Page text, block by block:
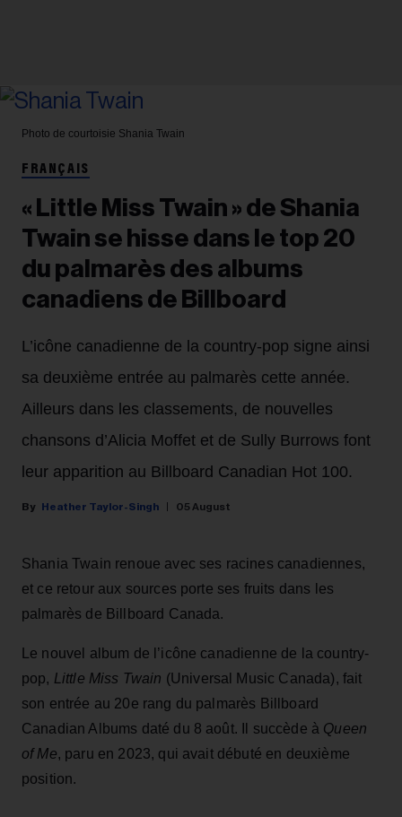
Photo de courtoisie Shania Twain
FRANÇAIS
« Little Miss Twain » de Shania
Twain se hisse dans le top 20
du palmarès des albums
canadiens de Billboard
L’icône canadienne de la country-pop signe ainsi
sa deuxième entrée au palmarès cette année.
Ailleurs dans les classements, de nouvelles
chansons d’Alicia Moffet et de Sully Burrows font
leur apparition au Billboard Canadian Hot 100.
Heather Taylor-Singh 05 August
Shania Twain renoue avec ses racines canadiennes,
et ce retour aux sources porte ses fruits dans les
palmarès de Billboard Canada.
Le nouvel album de l’icône canadienne de la country-
pop, Little Miss Twain (Universal Music Canada), fait
son entrée au 20e rang du palmarès Billboard
Canadian Albums daté du 8 août. Il succède à Queen
of Me, paru en 2023, qui avait débuté en deuxième
position.